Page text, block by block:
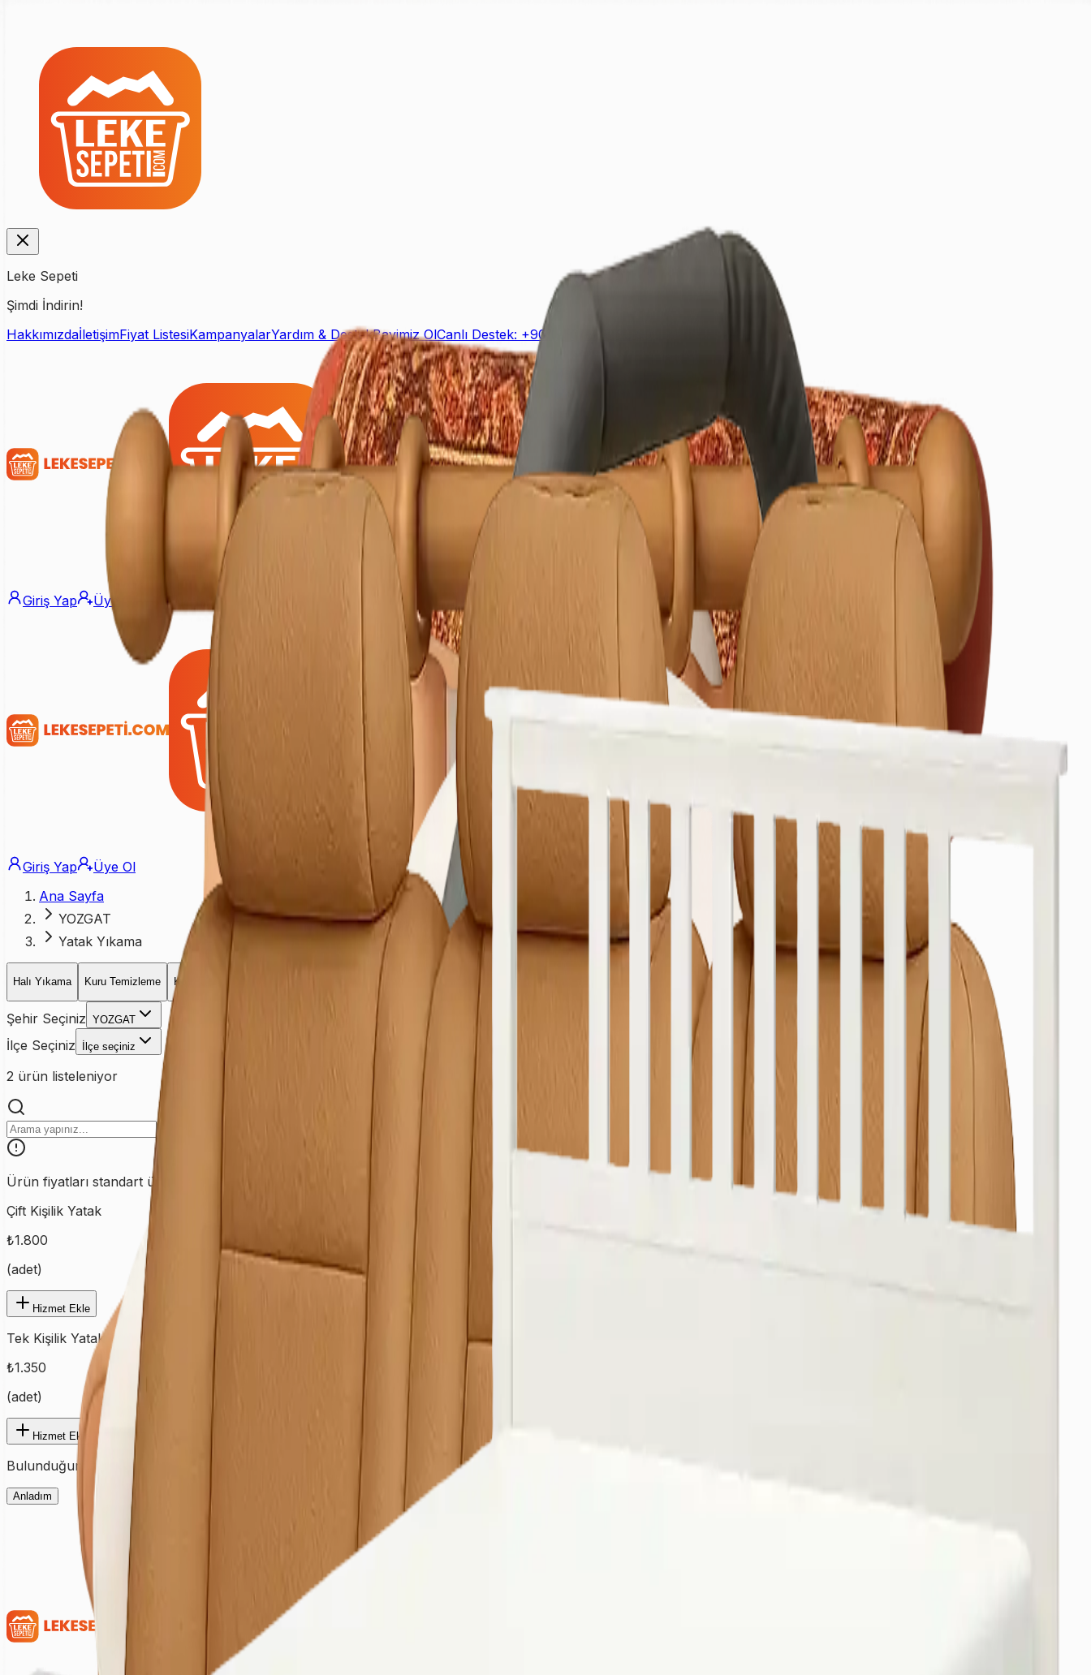
Leke Sepeti
Şimdi İndirin!
HakkımızdaİletişimFiyat ListesiKampanyalarYardım & DestekBayimiz OlCanlı Destek: +90 (850) 888 90 50
Giriş Yap Üye Ol
Giriş Yap
Üye Ol
Ana Sayfa
YOZGAT
Yatak Yıkama
Halı Yıkama Kuru Temizleme Koltuk Yıkama Perde Yıkama Çamaşırhane
Şehir Seçiniz YOZGAT
İlçe Seçiniz İlçe seçiniz
2 ürün listeleniyor
Ürün fiyatları standart ürünler için geçerlidir. Özel ve farklı ürünlerin görsellerini WhatsApp üzerinden iletip fiyat teklifi alabilirsiniz.
Çift Kişilik Yatak
₺1.800
(adet)
Hizmet Ekle
Tek Kişilik Yatak
₺1.350
(adet)
Hizmet Ekle
Bulunduğunuz şehre ait fiyatları görmek için ilk olarak şehir seçimi yapmalısınız. Aksi takdirde farklı şehrin fiyatlarını görerek yanılabilirsiniz.
Anladım